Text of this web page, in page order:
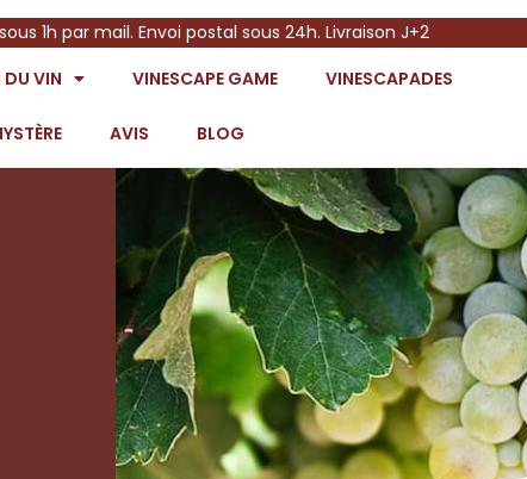
1h par mail. Envoi postal sous 24h. Livraison J+2
DU VIN VINESCAPE GAME VINESCAPADES
AVIS BLOG